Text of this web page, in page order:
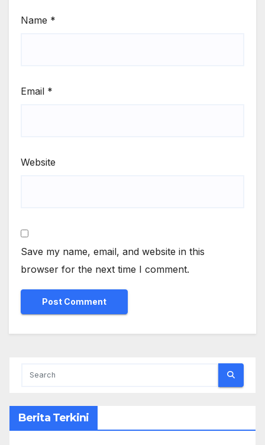
Name *
Email *
Website
Save my name, email, and website in this
browser for the next time I comment.
Berita Terkini